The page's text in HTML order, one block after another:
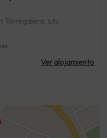
Torregalera, s/n,
Ver alojamiento